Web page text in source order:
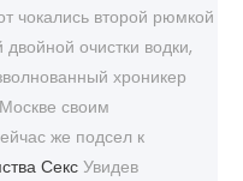
чокались второй рюмкой
очистки водки,
хроникер
своим
же подсел к
Секс Увидев